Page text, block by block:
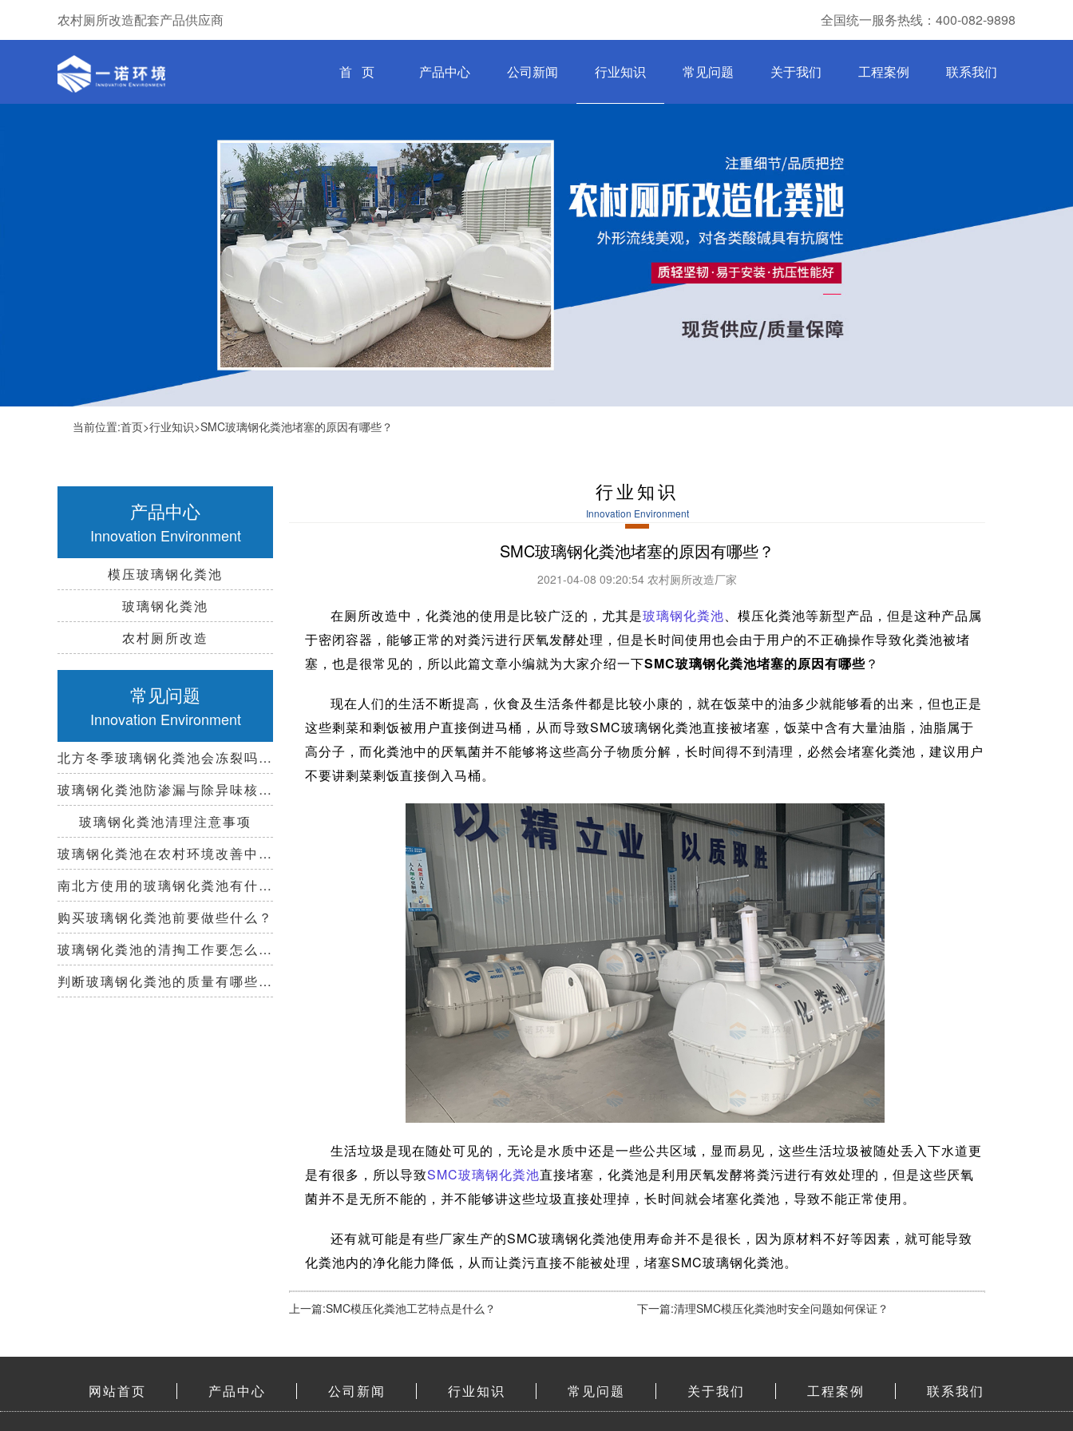
农村厕所改造配套产品供应商 全国统一服务热线：400-082-9898
首 页 产品中心 公司新闻 行业知识 常见问题 关于我们 工程案例 联系我们
当前位置:首页>行业知识>SMC玻璃钢化粪池堵塞的原因有哪些？
产品中心
Innovation Environment
模压玻璃钢化粪池
玻璃钢化粪池
农村厕所改造
常见问题
Innovation Environment
北方冬季玻璃钢化粪池会冻裂吗？需要保温措施吗？
玻璃钢化粪池防渗漏与除异味核心技术指南
玻璃钢化粪池清理注意事项
玻璃钢化粪池在农村环境改善中起到哪些作用？
南北方使用的玻璃钢化粪池有什么区别？
购买玻璃钢化粪池前要做些什么？
玻璃钢化粪池的清掏工作要怎么做？
判断玻璃钢化粪池的质量有哪些好办法？
行业知识
Innovation Environment
SMC玻璃钢化粪池堵塞的原因有哪些？
2021-04-08 09:20:54 农村厕所改造厂家
在厕所改造中，化粪池的使用是比较广泛的，尤其是玻璃钢化粪池、模压化粪池等新型产品，但是这种产品属
于密闭容器，能够正常的对粪污进行厌氧发酵处理，但是长时间使用也会由于用户的不正确操作导致化粪池被堵
塞，也是很常见的，所以此篇文章小编就为大家介绍一下SMC玻璃钢化粪池堵塞的原因有哪些？
现在人们的生活不断提高，伙食及生活条件都是比较小康的，就在饭菜中的油多少就能够看的出来，但也正是
这些剩菜和剩饭被用户直接倒进马桶，从而导致SMC玻璃钢化粪池直接被堵塞，饭菜中含有大量油脂，油脂属于
高分子，而化粪池中的厌氧菌并不能够将这些高分子物质分解，长时间得不到清理，必然会堵塞化粪池，建议用户
不要讲剩菜剩饭直接倒入马桶。
生活垃圾是现在随处可见的，无论是水质中还是一些公共区域，显而易见，这些生活垃圾被随处丢入下水道更
是有很多，所以导致SMC玻璃钢化粪池直接堵塞，化粪池是利用厌氧发酵将粪污进行有效处理的，但是这些厌氧
菌并不是无所不能的，并不能够讲这些垃圾直接处理掉，长时间就会堵塞化粪池，导致不能正常使用。
还有就可能是有些厂家生产的SMC玻璃钢化粪池使用寿命并不是很长，因为原材料不好等因素，就可能导致
化粪池内的净化能力降低，从而让粪污直接不能被处理，堵塞SMC玻璃钢化粪池。
上一篇:SMC模压化粪池工艺特点是什么？ 下一篇:清理SMC模压化粪池时安全问题如何保证？
网站首页 产品中心 公司新闻 行业知识 常见问题 关于我们 工程案例 联系我们